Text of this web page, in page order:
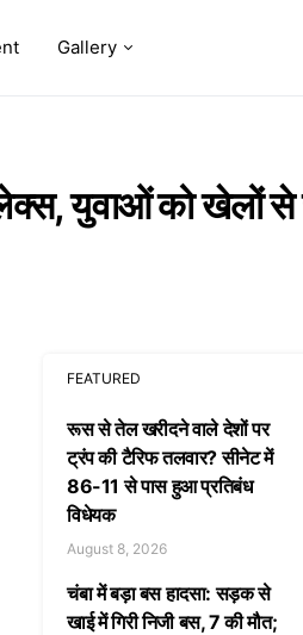
Gallery
युवाओं को खेलों
FEATURED
रूस से तेल खरीदने वाले देशों पर
ट्रंप की टैरिफ तलवार? सीनेट में
86-11 से पास हुआ प्रतिबंध
विधेयक
August 8, 2026
चंबा में बड़ा बस हादसा: सड़क से
खाई में गिरी निजी बस, 7 की मौत;